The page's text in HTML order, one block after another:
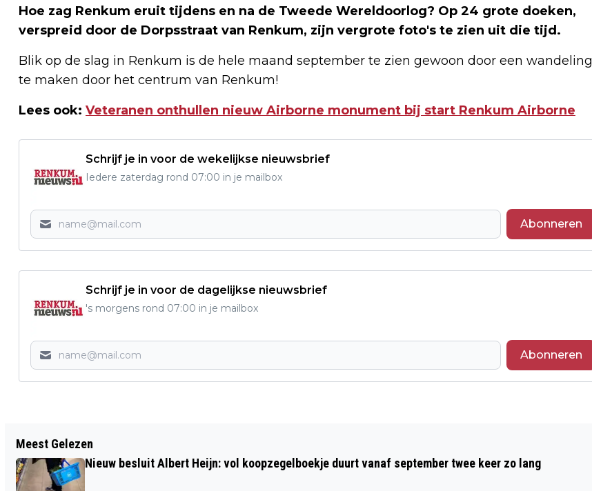
Hoe zag Renkum eruit tijdens en na de Tweede Wereldoorlog? Op 24 grote doeken,
verspreid door de Dorpsstraat van Renkum, zijn vergrote foto's te zien uit die tijd.
Blik op de slag in Renkum is de hele maand september te zien gewoon door een wandeling
te maken door het centrum van Renkum!
Lees ook: Veteranen onthullen nieuw Airborne monument bij start Renkum Airborne
Schrijf je in voor de wekelijkse nieuwsbrief
Iedere zaterdag rond 07:00 in je mailbox
Abonneren
Schrijf je in voor de dagelijkse nieuwsbrief
's morgens rond 07:00 in je mailbox
Abonneren
EINDE VERHAAL VOOR HALOGEENLAMP
IN EU
RENKUM
Meest Gelezen
Nieuw besluit Albert Heijn: vol koopzegelboekje duurt vanaf september twee keer zo lang